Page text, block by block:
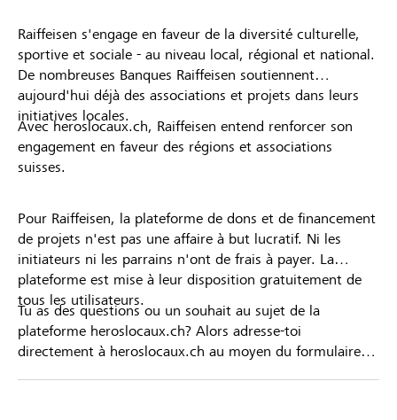
Raiffeisen s'engage en faveur de la diversité culturelle,
sportive et sociale - au niveau local, régional et national.
De nombreuses Banques Raiffeisen soutiennent
aujourd'hui déjà des associations et projets dans leurs
initiatives locales.
Avec heroslocaux.ch, Raiffeisen entend renforcer son
engagement en faveur des régions et associations
suisses.
Pour Raiffeisen, la plateforme de dons et de financement
de projets n'est pas une affaire à but lucratif. Ni les
initiateurs ni les parrains n'ont de frais à payer. La
plateforme est mise à leur disposition gratuitement de
tous les utilisateurs.
Tu as des questions ou un souhait au sujet de la
plateforme heroslocaux.ch? Alors adresse-toi
directement à heroslocaux.ch au moyen du formulaire